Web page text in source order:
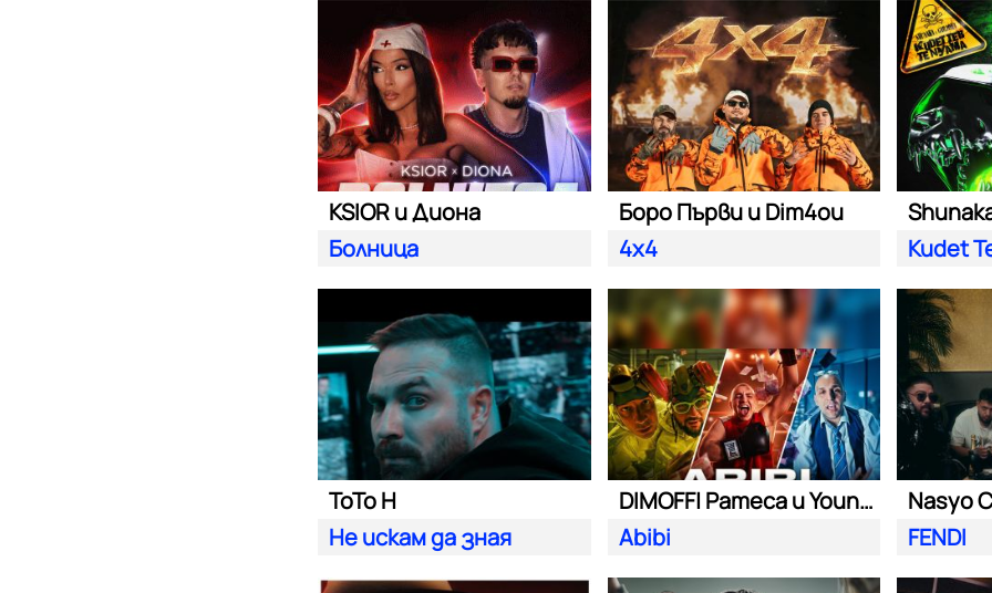
KSIOR и Диона
Болница
Боро Първи и Dim4ou
4x4
Kudet
ToTo H
Не искам да зная
DIMOFF| Pameca и Young BB Young
Abibi
FENDI